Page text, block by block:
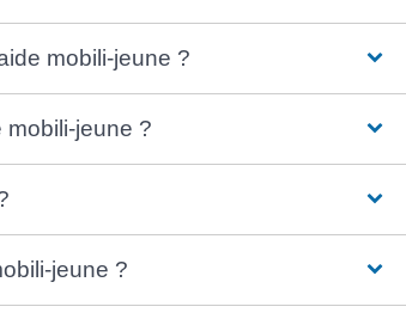
mobili-jeune ?
mobili-jeune ?
jeune ?